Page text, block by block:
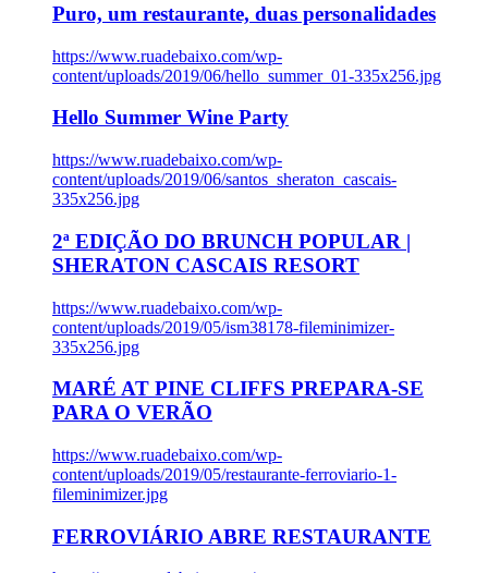
Puro, um restaurante, duas personalidades
https://www.ruadebaixo.com/wp-
content/uploads/2019/06/hello_summer_01-335x256.jpg
Hello Summer Wine Party
https://www.ruadebaixo.com/wp-
content/uploads/2019/06/santos_sheraton_cascais-
335x256.jpg
2ª EDIÇÃO DO BRUNCH POPULAR |
SHERATON CASCAIS RESORT
https://www.ruadebaixo.com/wp-
content/uploads/2019/05/ism38178-fileminimizer-
335x256.jpg
MARÉ AT PINE CLIFFS PREPARA-SE
PARA O VERÃO
https://www.ruadebaixo.com/wp-
content/uploads/2019/05/restaurante-ferroviario-1-
fileminimizer.jpg
FERROVIÁRIO ABRE RESTAURANTE